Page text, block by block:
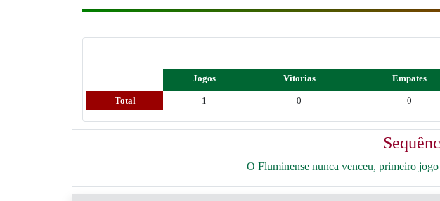
Jogos Vitorias Empates
Total 1 0 0
O Fluminense nunca venceu, primeiro